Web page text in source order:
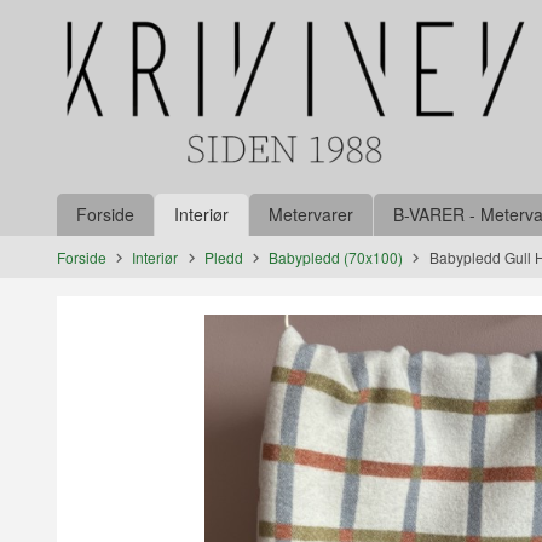
innholdet
Produkter
Forside Interiør Metervarer B-VARER -
Forside Interiør Pledd Babypledd (70x100) Babypledd Gull